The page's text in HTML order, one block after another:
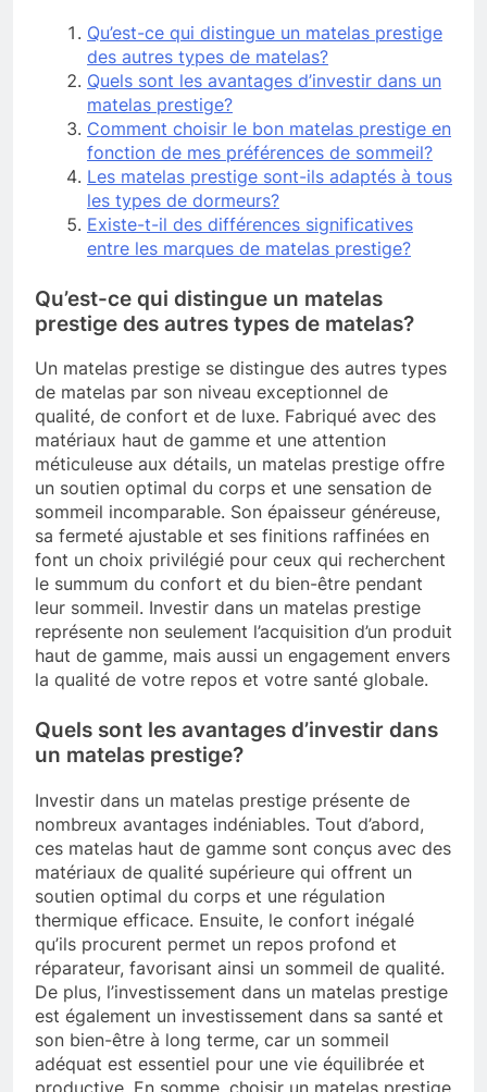
Qu’est-ce qui distingue un matelas prestige
des autres types de matelas?
Quels sont les avantages d’investir dans un
matelas prestige?
Comment choisir le bon matelas prestige en
fonction de mes préférences de sommeil?
Les matelas prestige sont-ils adaptés à tous
les types de dormeurs?
Existe-t-il des différences significatives
entre les marques de matelas prestige?
Qu’est-ce qui distingue un matelas
prestige des autres types de matelas?
Un matelas prestige se distingue des autres types
de matelas par son niveau exceptionnel de
qualité, de confort et de luxe. Fabriqué avec des
matériaux haut de gamme et une attention
méticuleuse aux détails, un matelas prestige offre
un soutien optimal du corps et une sensation de
sommeil incomparable. Son épaisseur généreuse,
sa fermeté ajustable et ses finitions raffinées en
font un choix privilégié pour ceux qui recherchent
le summum du confort et du bien-être pendant
leur sommeil. Investir dans un matelas prestige
représente non seulement l’acquisition d’un produit
haut de gamme, mais aussi un engagement envers
la qualité de votre repos et votre santé globale.
Quels sont les avantages d’investir dans
un matelas prestige?
Investir dans un matelas prestige présente de
nombreux avantages indéniables. Tout d’abord,
ces matelas haut de gamme sont conçus avec des
matériaux de qualité supérieure qui offrent un
soutien optimal du corps et une régulation
thermique efficace. Ensuite, le confort inégalé
qu’ils procurent permet un repos profond et
réparateur, favorisant ainsi un sommeil de qualité.
De plus, l’investissement dans un matelas prestige
est également un investissement dans sa santé et
son bien-être à long terme, car un sommeil
adéquat est essentiel pour une vie équilibrée et